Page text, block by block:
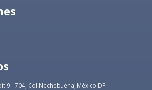
9 - 704, Col Nochebuena, México DF